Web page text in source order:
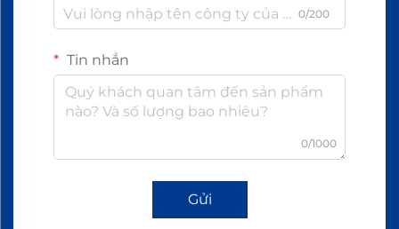
0/200
Tin nhắn
0/1000
Gửi